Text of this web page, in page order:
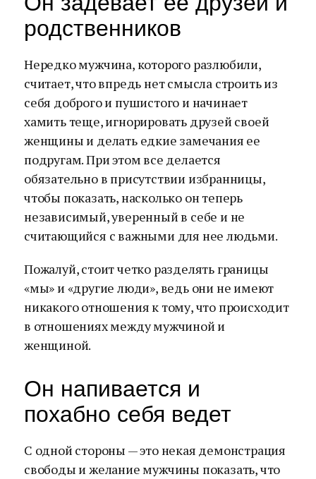
родственников
Нередко мужчина, которого разлюбили,
считает, что впредь нет смысла строить из
себя доброго и пушистого и начинает
хамить теще, игнорировать друзей своей
женщины и делать едкие замечания ее
подругам. При этом все делается
обязательно в присутствии избранницы,
чтобы показать, насколько он теперь
независимый, уверенный в себе и не
считающийся с важными для нее людьми.
Пожалуй, стоит четко разделять границы
«мы» и «другие люди», ведь они не имеют
никакого отношения к тому, что происходит
в отношениях между мужчиной и
женщиной.
Он напивается и
похабно себя ведет
С одной стороны — это некая демонстрация
свободы и желание мужчины показать, что